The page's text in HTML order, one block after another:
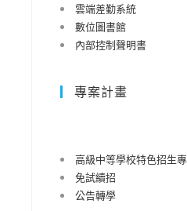
雲端差勤系統
數位圖書館
內部控制聲明書
專案計畫
高級中等學校特色招生
免試續招
公告轉學